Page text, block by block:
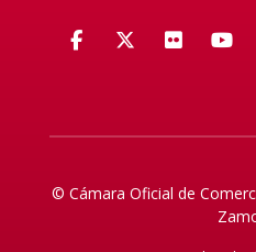
Facebook
X (Twitter)
Flickr
© Cámara Oficial de